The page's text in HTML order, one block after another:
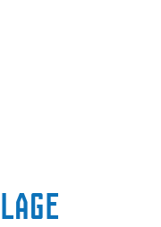
Lage